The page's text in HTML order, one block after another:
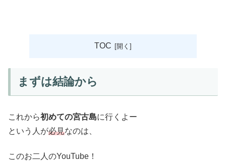
TOC
まずは結論から
これから初めての宮古島に行くよー
という人が必見なのは、
このお二人のYouTube！